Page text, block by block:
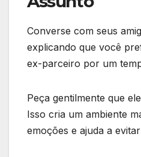
Converse com seus
explicando que você
ex-parceiro por um
Peça gentilmente que
Isso cria um ambiente
emoções e ajuda a